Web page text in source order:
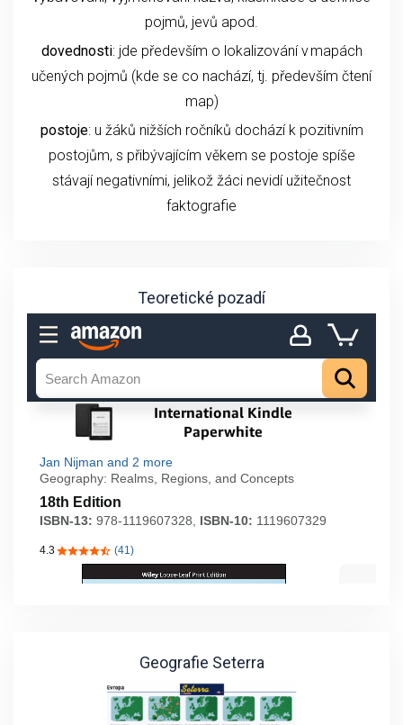
pojmů, jevů apod.
dovednosti: jde především o lokalizování v mapách
učených pojmů (kde se co nachází, tj. především čtení
map)
postoje: u žáků nižších ročníků dochází k pozitivním
postojům, s přibývajícím věkem se postoje spíše
stávají negativními, jelikož žáci nevidí užitečnost
faktografie
Teoretické pozadí
Geografie Seterra